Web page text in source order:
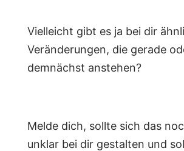
Vielleicht gibt es ja bei dir
Veränderungen, die gerade
demnächst anstehen?
Melde dich, sollte sich das
unklar bei dir gestalten und